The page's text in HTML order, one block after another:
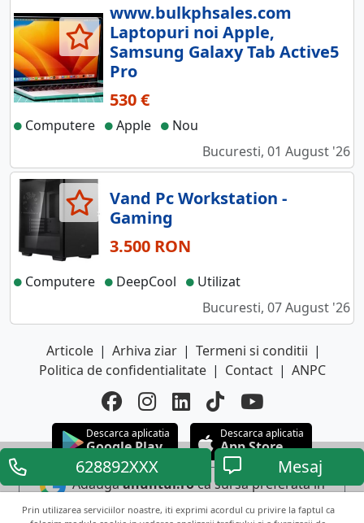
628892XXX Mesaj
Prin utilizarea serviciilor noastre, iti exprimi acordul cu privire la faptul ca
www.bulkphsales.com
Laptopuri noi Apple,
Samsung Galaxy Tab Active5
Pro
530 €
Computere Apple
Nou
Bucuresti, 01 August '26
Vand Pc Workstation -
Gaming
3.500 RON
Computere DeepCool
Utilizat
Bucuresti, 07 August '26
Articole | Arhiva ziar | Termeni si conditii |
Politica de confidentialitate | Contact | ANPC
Descarca aplicatia
Google Play
Descarca aplicatia
App Store
Adaugaanuntul.roca sursa preferata in
Google